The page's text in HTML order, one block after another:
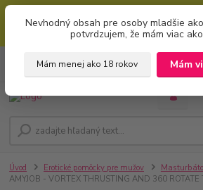
bez úvodzoviek). Zľavový kód zadajte v prvom
políčka: "mám zľavový
Nevhodný obsah pre osoby mladšie
potvrdzujem, že mám viac
Mám menej ako 18 rokov Mám
+421 951 733 848
(Po-Pia, 8-16 hod.)
Úvod Erotické pomôcky pre mužov
AMYJOB - VORTEX THRUSTING AND 360 ROTATE